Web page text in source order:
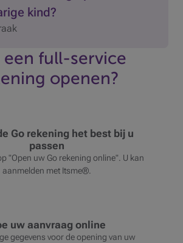
kind?
een full-service
openen?
Go rekening het best bij u
passen
"Open uw Go rekening online". U kan
aanmelden met Itsme®.
uw aanvraag online
gegevens voor de opening van uw